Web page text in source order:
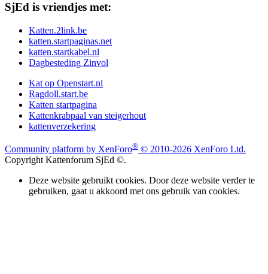
SjEd is vriendjes met:
Katten.2link.be
katten.startpaginas.net
katten.startkabel.nl
Dagbesteding Zinvol
Kat op Openstart.nl
Ragdoll.start.be
Katten startpagina
Kattenkrabpaal van steigerhout
kattenverzekering
Community platform by XenForo® © 2010-2026 XenForo Ltd.
Copyright Kattenforum SjEd ©.
Deze website gebruikt cookies. Door deze website verder te
gebruiken, gaat u akkoord met ons gebruik van cookies.